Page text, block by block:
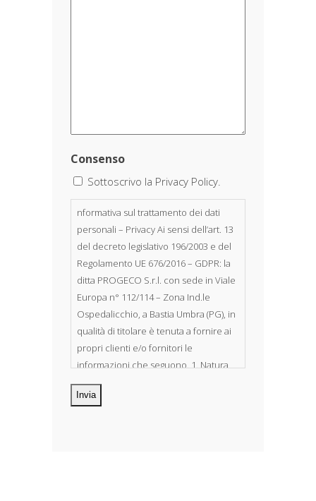
Consenso
Sottoscrivo la Privacy Policy.
nformativa sul trattamento dei dati
personali – Privacy Ai sensi dell’art. 13
del decreto legislativo 196/2003 e del
Regolamento UE 676/2016 – GDPR: la
ditta PROGECO S.r.l. con sede in Viale
Europa n° 112/114 – Zona Ind.le
Ospedalicchio, a Bastia Umbra (PG), in
qualità di titolare è tenuta a fornire ai
propri clienti e/o fornitori le
informazioni che seguono. 1. Natura
dei dati personali Costituiscono
oggetto di trattamento i Suoi dati